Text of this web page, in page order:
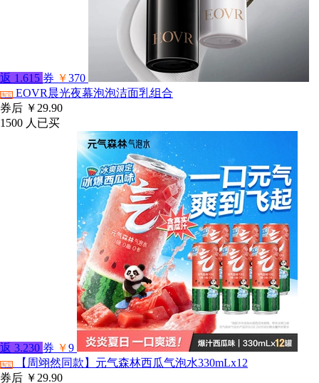
返 1.615 券 ￥370
淘宝 EOVR晨光夜幕泡泡洁面乳组合
券后 ￥29.90
1500 人已买
返 3.230 券 ￥9
淘宝
【周翊然同款】元气森林西瓜气泡水330mLx12
券后 ￥29.90